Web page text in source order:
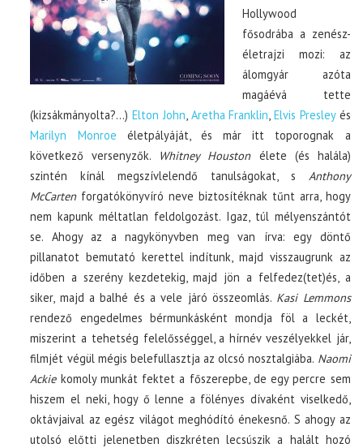
Hollywood
fősodrába a zenész-
életrajzi mozi: az
álomgyár azóta
magáévá tette
(kizsákmányolta?…)Elton John, Aretha Franklin,Elvis Presleyés
Marilyn Monroe életpályáját, és már itt toporognak a
következő versenyzők. Whitney Houstonélete (és halála)
szintén kínál megszívlelendő tanulságokat, s Anthony
McCartenforgatókönyvíró neve biztosítéknak tűnt arra, hogy
nem kapunk méltatlan feldolgozást. Igaz, túl mélyenszántót
se. Ahogy az a nagykönyvben meg van írva: egy döntő
pillanatot bemutató kerettel indítunk, majd visszaugrunk az
időben a szerény kezdetekig, majd jön a felfedez(tet)és, a
siker, majd a balhé és a vele járó összeomlás. Kasi Lemmons
rendező engedelmes bérmunkásként mondja föl a leckét,
miszerint a tehetség felelősséggel, a hírnév veszélyekkel jár,
filmjét végül mégis belefullasztja az olcsó nosztalgiába. Naomi
Ackiekomoly munkát fektet a főszerepbe, de egy percre sem
hiszem el neki, hogy ő lenne a fölényes dívaként viselkedő,
oktávjaival az egész világot meghódító énekesnő. S ahogy az
utolsó előtti jelenetben diszkréten lecsúszik a halált hozó